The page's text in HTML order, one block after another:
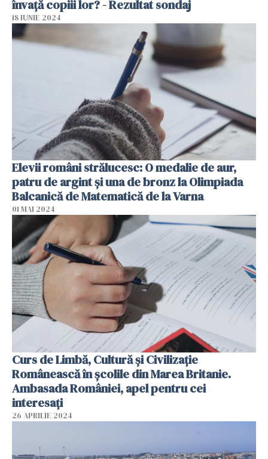
învață copiii lor? - Rezultat sondaj
18 IUNIE 2024
Elevii români strălucesc: O medalie de aur,
patru de argint şi una de bronz la Olimpiada
Balcanică de Matematică de la Varna
01 MAI 2024
Curs de Limbă, Cultură și Civilizație
Românească în școlile din Marea Britanie.
Ambasada României, apel pentru cei
interesați
26 APRILIE 2024